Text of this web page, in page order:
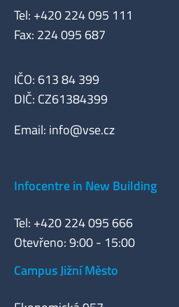
Tel: +420 224 095 111
Fax: 224 095 687
IČO: 613 84 399
DIČ: CZ61384399
Email: info@vse.cz
Infocentre in New Building
Tel: +420 224 095 666
Otevřeno: 9:00 - 15:00
Campus Jižní Město